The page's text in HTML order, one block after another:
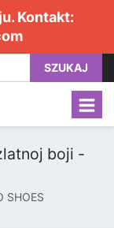
Kontakt:
SZUKAJ
boji -
SHOES